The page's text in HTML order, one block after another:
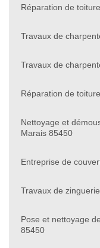
Réparation de
Travaux de
Travaux de
Réparation de
Nettoyage et
Marais 85450
Entreprise de
Travaux de
Pose et nettoyage
85450